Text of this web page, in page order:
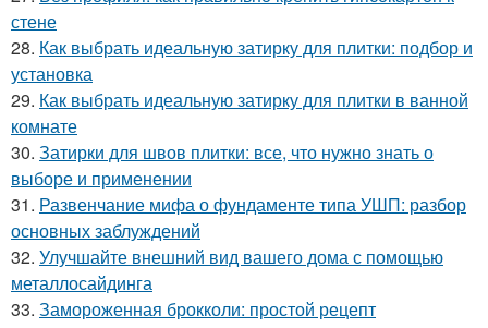
стене
28. Как выбрать идеальную затирку для плитки: подбор и
установка
29. Как выбрать идеальную затирку для плитки в ванной
комнате
30. Затирки для швов плитки: все, что нужно знать о
выборе и применении
31. Развенчание мифа о фундаменте типа УШП: разбор
основных заблуждений
32. Улучшайте внешний вид вашего дома с помощью
металлосайдинга
33. Замороженная брокколи: простой рецепт